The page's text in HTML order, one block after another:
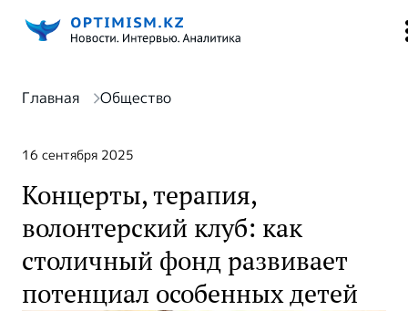
Главная Общество
16 сентября 2025
Концерты, терапия,
волонтерский клуб: как
столичный фонд развивает
потенциал особенных детей